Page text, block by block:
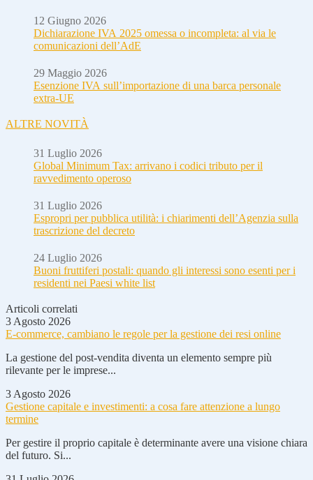
12 Giugno 2026
Dichiarazione IVA 2025 omessa o incompleta: al via le
comunicazioni dell’AdE
29 Maggio 2026
Esenzione IVA sull’importazione di una barca personale
extra-UE
ALTRE NOVITÀ
31 Luglio 2026
Global Minimum Tax: arrivano i codici tributo per il
ravvedimento operoso
31 Luglio 2026
Espropri per pubblica utilità: i chiarimenti dell’Agenzia sulla
trascrizione del decreto
24 Luglio 2026
Buoni fruttiferi postali: quando gli interessi sono esenti per i
residenti nei Paesi white list
Articoli correlati
3 Agosto 2026
E-commerce, cambiano le regole per la gestione dei resi online
La gestione del post-vendita diventa un elemento sempre più
rilevante per le imprese...
3 Agosto 2026
Gestione capitale e investimenti: a cosa fare attenzione a lungo
termine
Per gestire il proprio capitale è determinante avere una visione chiara
del futuro. Si...